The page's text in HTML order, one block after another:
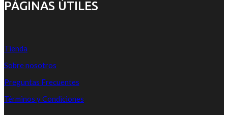
PÁGINAS ÚTILES
Tienda
Sobre nosotros
Preguntas Frecuentes
Términos y Condiciones